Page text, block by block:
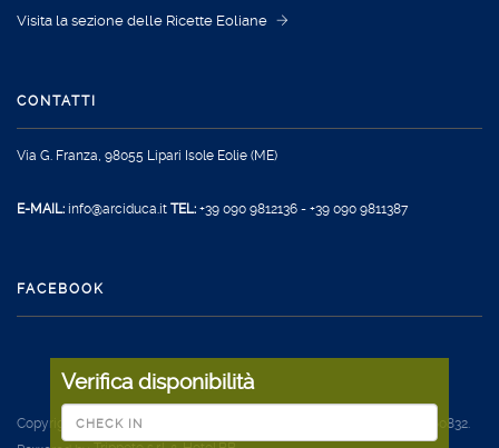
Verifica disponibilità
Visita la sezione delle Ricette Eoliane
CONTATTI
Via G. Franza, 98055 Lipari Isole Eolie (ME)
E-MAIL: info@arciduca.it TEL: +39 090 9812136 - +39 090 9811387
FACEBOOK
Copyright © Grand Hotel Arciduca. All Rights Reserved.P.IVA 02014460832.